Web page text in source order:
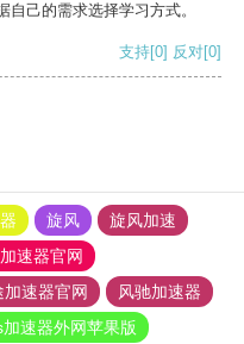
己的需求选择学习方式。
支持[0] 反对[0]
旋风
旋风加速
速器官网
加速器官网
风驰加速器
速器外网苹果版